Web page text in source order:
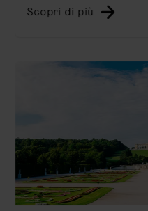
Hop-Off.
Scopri di più